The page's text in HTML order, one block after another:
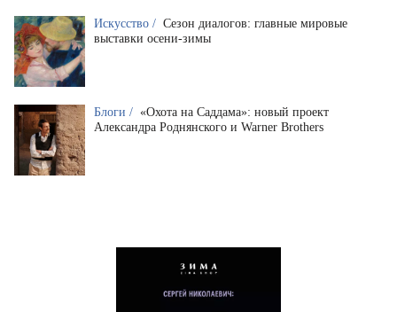
Искусство / Сезон диалогов: главные мировые
выставки осени-зимы
Блоги / «Охота на Саддама»: новый проект
Александра Роднянского и Warner Brothers